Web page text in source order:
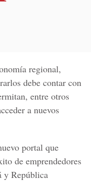
regional,
debe contar con
entre otros
a nuevos
portal que
de emprendedores
y República